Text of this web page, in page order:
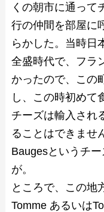
くの朝市に通って
行の仲間を部屋に
らかした。当時日
全盛時代で、フラ
かったので、この
し、この時初めて
チーズは輸入され
ることはできませ
Baugesというチ
が。
ところで、この地
Tomme あるいは